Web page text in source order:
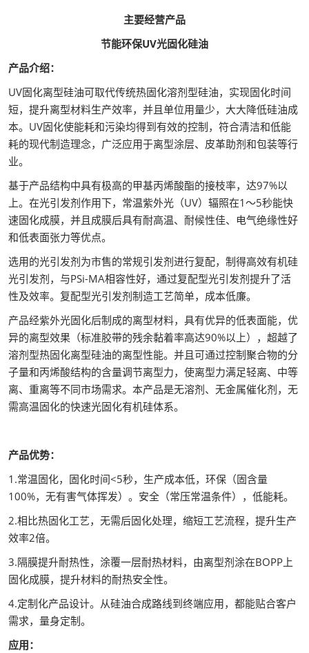
主要经营产品
节能环保UV光固化硅油
产品介绍：
UV固化离型硅油可取代传统热固化溶剂型硅油，实现固化时间
短，提升离型材料生产效率，并且单位用量少，大大降低硅油成
本。UV固化使能耗和污染均得到有效的控制，符合清洁和低能
耗的现代制造理念，广泛应用于离型涂层、皮革助剂和包装等行
业。
基于产品结构中具有极高的甲基丙烯酸酯的接枝率，达97%以
上。在光引发剂作用下，常温紫外光（UV）辐照在1～5秒能快
速固化成膜，并且成膜后具有耐高温、耐候性佳、电气绝缘性好
和低表面张力等优点。
选用的光引发剂为市售的常规引发剂进行复配，制得高效有机硅
光引发剂，与PSi-MA相容性好，通过复配型光引发剂提升了活
性及效率。复配型光引发剂制造工艺简单，成本低廉。
产品经紫外光固化后制成的离型材料，具有优异的低表面能，优
异的离型效果（标准胶带的残余黏着率高达90%以上），超越了
溶剂型热固化离型硅油的离型性能。并且可通过控制聚合物的分
子量和丙烯酸结构的含量调节离型力，使离型力满足轻离、中等
离、重离等不同市场需求。本产品是无溶剂、无金属催化剂，无
需高温固化的快速光固化有机硅体系。
产品优势：
1.常温固化，固化时间<5秒，生产成本低，环保（固含量
100%，无有害气体挥发）。安全（常压常温条件），低能耗。
2.相比热固化工艺，无需后固化处理，缩短工艺流程，提升生产
效率2倍。
3.隔膜提升耐热性，涂覆一层耐热材料，由离型剂涂在BOPP上
固化成膜，提升材料的耐热安全性。
4.定制化产品设计。从硅油合成路线到终端应用，都能贴合客户
需求，量身定制。
应用：